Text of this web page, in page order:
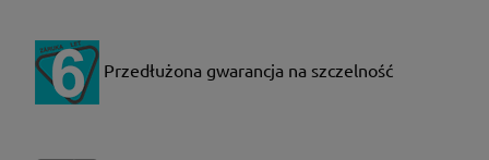
Przedłużona gwarancja na szczelność